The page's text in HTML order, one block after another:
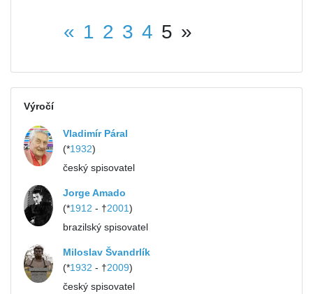
« 1 2 3 4 5 »
Výročí
Vladimír Páral
(*1932)
český spisovatel
Jorge Amado
(*1912 - †2001)
brazilský spisovatel
Miloslav Švandrlík
(*1932 - †2009)
český spisovatel